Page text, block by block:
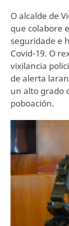
O alcalde de
que colabore
seguridade e
Covid-19. O
vixilancia
de alerta
un alto grado
poboación.